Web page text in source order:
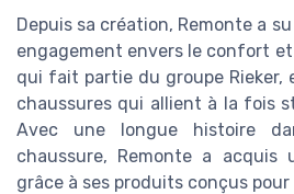
Depuis sa création, Remonte a
engagement envers le confort
qui fait partie du groupe Rieker,
chaussures qui allient à la fois
Avec une longue histoire
chaussure, Remonte a acquis
grâce à ses produits conçus pour